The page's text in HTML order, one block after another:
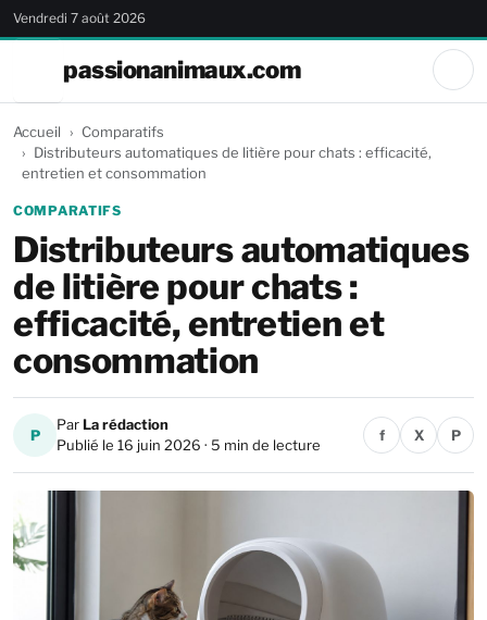
Vendredi 7 août 2026
passionanimaux.com
Accueil
Comparatifs
Distributeurs automatiques de litière pour chats : efficacité,
entretien et consommation
COMPARATIFS
Distributeurs automatiques
de litière pour chats :
efficacité, entretien et
consommation
P
Par La rédaction
Publié le 16 juin 2026 · 5 min de lecture
f X P